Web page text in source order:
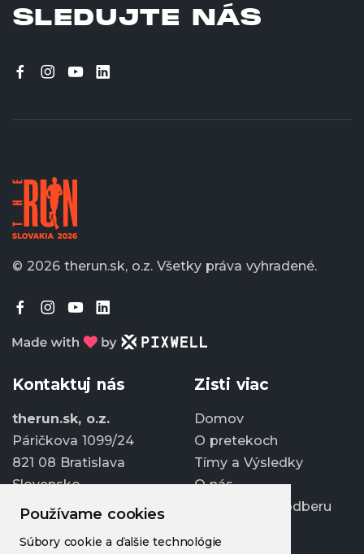
Používame cookies
Súbory cookie a ďalšie technológie
SLEDUJTE NÁS
© 2026 therun.sk, o.z. Všetky práva vyhradené.
Kontaktuj nás
therun.sk, o.z.
Páričkova 1099/24
821 08 Bratislava
Slovensko
info@therun.sk
+421 907 807 363
Zisti viac
Domov
O pretekoch
Tímy a Výsledky
O nás
Prihlásiť sa k odberu